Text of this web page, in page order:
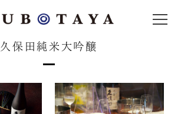
久保田純米大吟醸